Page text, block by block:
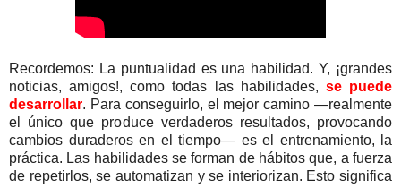
Recordemos: La puntualidad es una habilidad. Y, ¡grandes
noticias, amigos!, como todas las habilidades, se puede
desarrollar. Para conseguirlo, el mejor camino —realmente
el único que produce verdaderos resultados, provocando
cambios duraderos en el tiempo— es el entrenamiento, la
práctica. Las habilidades se forman de hábitos que, a fuerza
de repetirlos, se automatizan y se interiorizan. Esto significa